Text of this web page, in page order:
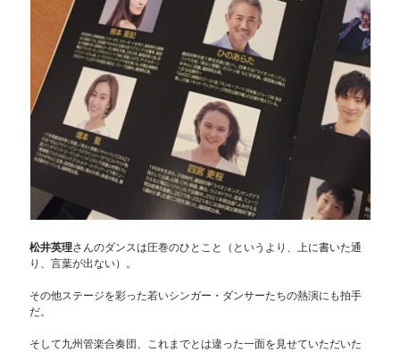
松井英理さんのダンスは圧巻のひとこと（というより、上に書いた通
り、言葉が出ない）。
その他ステージを彩った若いシンガー・ダンサーたちの熱演にも拍手
だ。
そして九州管楽合奏団、これまでとは違った一面を見せていただいた